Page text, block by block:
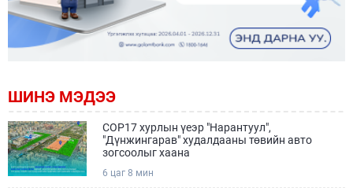
ШИНЭ МЭДЭЭ
COP17 хурлын үеэр "Нарантуул",
"Дүнжингарав" худалдааны төвийн авто
зогсоолыг хаана
6 цаг 8 мин